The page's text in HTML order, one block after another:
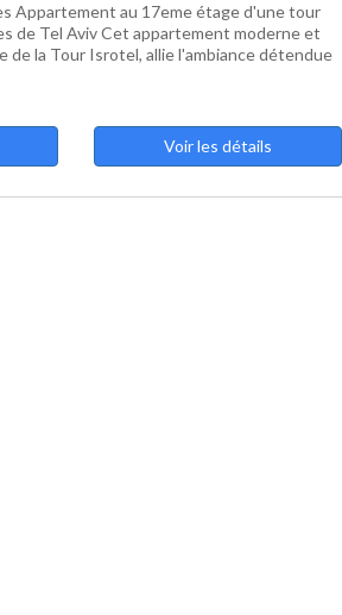
Appartement au 17eme étage d'une tour
de Tel Aviv Cet appartement moderne et
de la Tour Isrotel, allie l'ambiance détendue
Voir les détails